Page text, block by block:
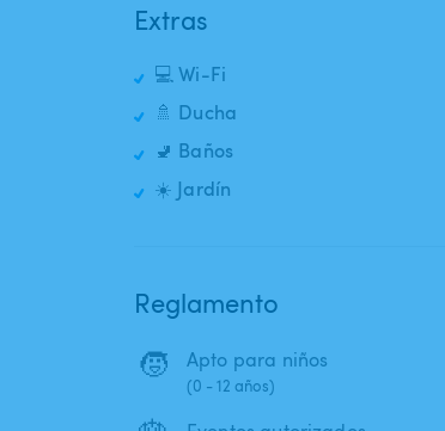
Extras
💻 Wi-Fi
🚿 Ducha
🚽 Baños
☀️ Jardín
Reglamento
🧒 Apto para niños
(0 - 12 años)